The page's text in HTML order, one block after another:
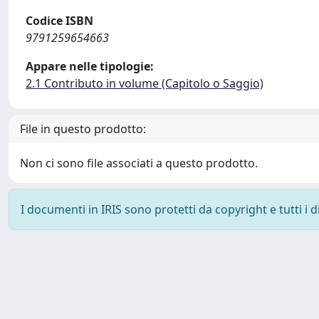
Codice ISBN
9791259654663
Appare nelle tipologie:
2.1 Contributo in volume (Capitolo o Saggio)
File in questo prodotto:
Non ci sono file associati a questo prodotto.
I documenti in IRIS sono protetti da copyright e tutti i